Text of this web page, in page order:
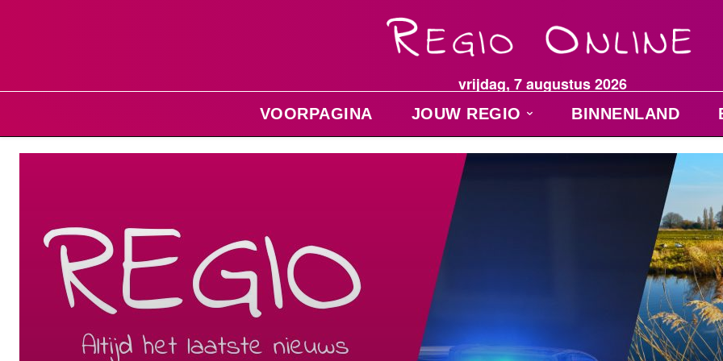
vrijdag, 7 augustus 2026
VOORPAGINA JOUW REGIO BINNENLAND